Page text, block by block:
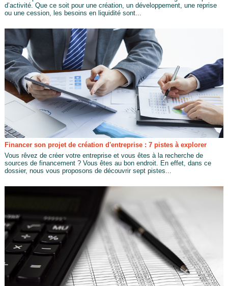
d’activité. Que ce soit pour une création, un développement, une reprise
ou une cession, les besoins en liquidité sont...
Financer son projet de création d'entreprise : 7 pistes à explorer
Vous rêvez de créer votre entreprise et vous êtes à la recherche de
sources de financement ? Vous êtes au bon endroit. En effet, dans ce
dossier, nous vous proposons de découvrir sept pistes...